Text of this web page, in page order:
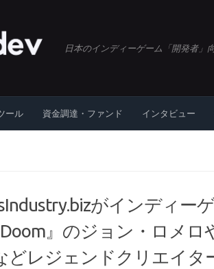
日本のインディーゲーム「開発者」
ール 資金調達・ファンド インタビュー
がインディー
』のジョン・ロメロや
どレジェンドクリエイタ